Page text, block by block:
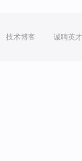
技术博客 诚聘英才